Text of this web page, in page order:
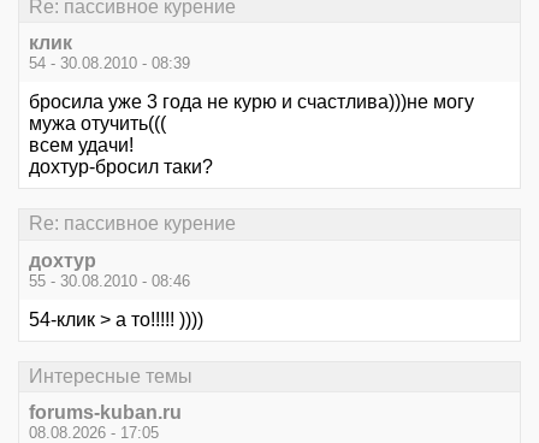
Re: пассивное курение
клик
54 - 30.08.2010 - 08:39
бросила уже 3 года не курю и счастлива)))не могу
мужа отучить(((
всем удачи!
дохтур-бросил таки?
Re: пассивное курение
дохтур
55 - 30.08.2010 - 08:46
54-клик > а то!!!!! ))))
Интересные темы
forums-kuban.ru
08.08.2026 - 17:05